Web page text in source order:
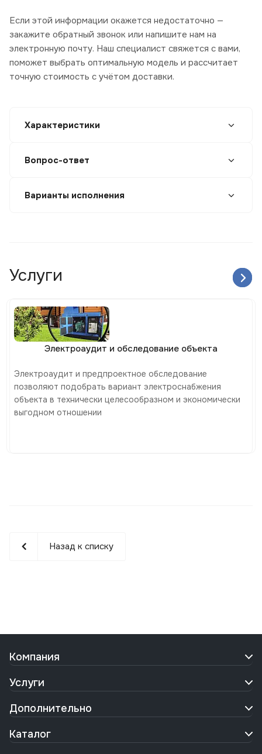
Если этой информации окажется недостаточно —
закажите обратный звонок или напишите нам на
электронную почту. Наш специалист свяжется с вами,
поможет выбрать оптимальную модель и рассчитает
точную стоимость с учётом доставки.
Характеристики
Вопрос-ответ
Варианты исполнения
Услуги
Электроаудит и обследование объекта
Электроаудит и предпроектное обследование
позволяют подобрать вариант электроснабжения
объекта в технически целесообразном и экономически
выгодном отношении
Назад к списку
Компания
Услуги
Дополнительно
Каталог